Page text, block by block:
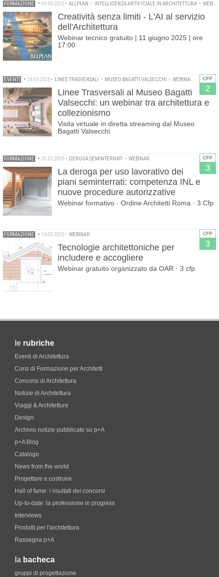
FORMAZIONE • 04.06.2025 • ALLPLAN • INTELLIGENZA ARTIFICIALE IN ARCHITETTURA • WEBINAR
Creatività senza limiti - L'AI al servizio
dell'Architettura
Webinar tecnico gratuito | 11 giugno 2025 | ore
17:00
CFP
2
EVENTI • 26.05.2025 • LINEE TRASVERSALI • MUSEO BAGATTI VALSECCHI • WEBINAR
Linee Trasversali al Museo Bagatti
Valsecchi: un webinar tra architettura e
collezionismo
Visita virtuale in diretta streaming dal Museo
Bagatti Valsecchi
CFP
3
FORMAZIONE • 20.05.2025 • DEROGA SEMINTERRATI • WEBINAR
La deroga per uso lavorativo dei
piani seminterrati: competenza INL e
nuove procedure autorizzative
Webinar formativo · Ordine Architetti Roma · 3 Cfp
CFP
3
FORMAZIONE • 16.05.2025 • WEBINAR
Tecnologie architettoniche per
includere e accogliere
Webinar gratuito organizzato da OAR · 3 cfp
le rubriche
Eventi di Architettura
Corsi di Formazione per Architetti
Concorsi di Architettura
Notizie di Architettura
Viaggi & Architetture
Design
Archivio notizie pubblicate su p+A
p+A Blog
Catalogo
News from the world
Progettare e costruire
Hall of fame. i risultati dei concorsi
Up-to-date: la professione in progress
Interviews
Prodotti per l'architettura
Rassegna p+A
la bacheca
gruppi di progettazione